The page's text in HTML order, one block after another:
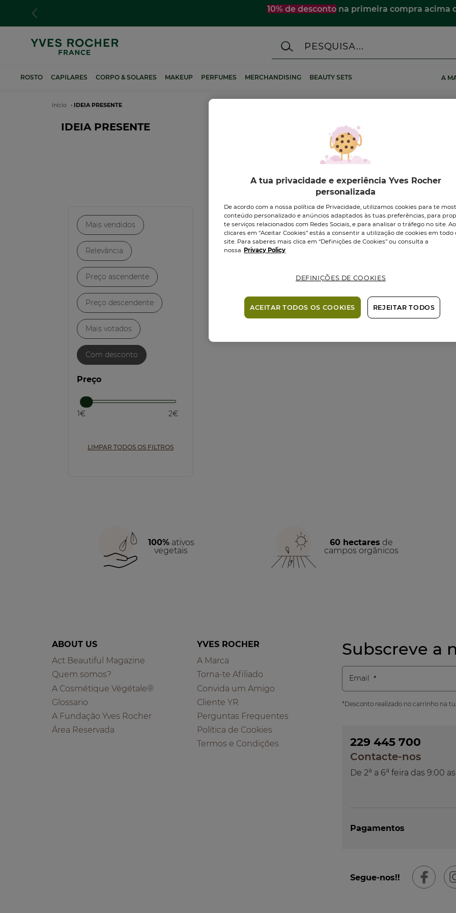
conteúdo
10% de desconto na primeira compra acima
ROSTO CAPILARES CORPO & SOLARES MAKEUP PERFUMES MERCHANDISING BEAUTY SETS A
Navegação
estrutural
Início IDEIA PRESENTE
IDEIA PRESENTE
Mais vendidos
Relevância
Preço ascendente
Preço descendente
Mais votados
Com desconto
Preço
1€ 2€
LIMPAR TODOS OS FILTROS
Nenhum resultado encontrado
100%ativos
vegetais
60 hectares de
campos orgânicos
ABOUT US
Act Beautiful Magazine
Quem somos?
A Cosmétique Végétale®
Glossario
A Fundação Yves Rocher
Área Reservada
YVES ROCHER
A Marca
Torna-te Afiliado
Convida um Amigo
Cliente YR
Perguntas Frequentes
Política de Cookies
Termos e Condições
Subscreve a
Email
*Desconto realizado no carrinho na
229 445 700
Contacte-nos
De 2a a 6a feira das 9:00
Pagamentos
Segue-nos!!
A tua privacidade e experiência Yves Rocher
personalizada
De acordo com a nossa política de Privacidade, utilizamos cookies para te
conteúdo personalizado e anúncios adaptados às tuas preferências, para
te serviços relacionados com Redes Sociais, e para analisar o tráfego no site. Ao
clicares em “Aceitar Cookies” estás a consentir a utilização de cookies em todo
site. Para saberes mais clica em “Definições de Cookies” ou consulta a
nossa Privacy Policy
DEFINIÇÕES DE COOKIES
REJEITAR TODOS
ACEITAR TODOS OS COOKIES